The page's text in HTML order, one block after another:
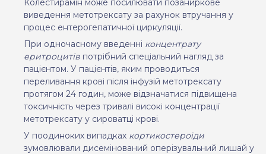
виведення метотрексату за рахунок втручання у
процес ентерогепатичної циркуляції.
При одночасному введенні концентрату
еритроцитів потрібний спеціальний нагляд за
пацієнтом. У пацієнтів, яким проводиться
переливання крові після інфузій метотрексату
протягом 24 годин, може відзначатися підвищена
токсичність через тривалі високі концентрації
метотрексату у сироватці крові.
У поодиноких випадках кортикостероїди
зумовлювали дисемінований оперізувальний лишай у